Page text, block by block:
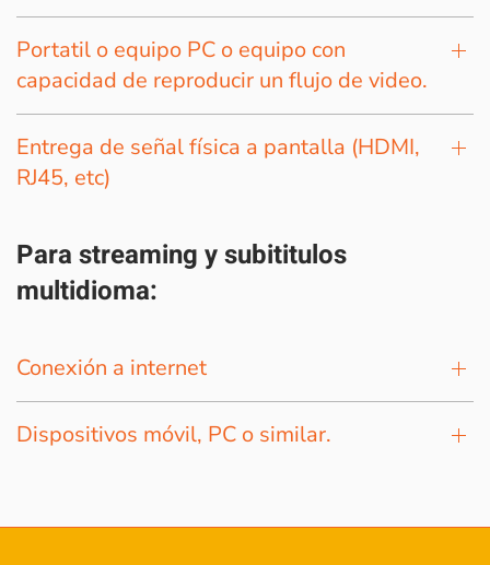
Portatil o equipo PC o equipo con
capacidad de reproducir un flujo de video.
Entrega de señal física a pantalla (HDMI,
RJ45, etc)
Para streaming y subititulos
multidioma:
Conexión a internet
Dispositivos móvil, PC o similar.